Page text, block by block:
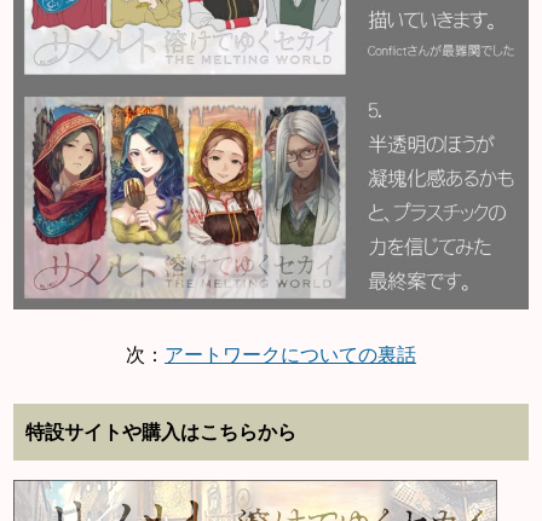
次： アートワークについての裏話
特設サイトや購入はこちらから